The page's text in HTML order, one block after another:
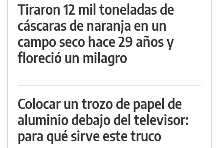
Tiraron 12 mil toneladas de
cáscaras de naranja en un
campo seco hace 29 años y
floreció un milagro
Colocar un trozo de papel de
aluminio debajo del televisor:
para qué sirve este truco